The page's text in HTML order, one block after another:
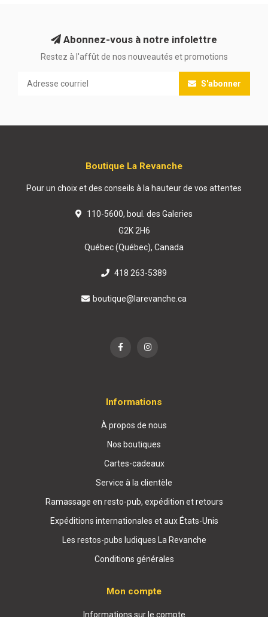
Abonnez-vous à notre infolettre
Restez à l'affût de nos nouveautés et promotions
S'abonner
Boutique La Revanche
Pour un choix et des conseils à la hauteur de vos attentes
110-5600, boul. des Galeries
G2K 2H6
Québec (Québec), Canada
418 263-5389
boutique@larevanche.ca
Informations
À propos de nous
Nos boutiques
Cartes-cadeaux
Service à la clientèle
Ramassage en resto-pub, expédition et retours
Expéditions internationales et aux États-Unis
Les restos-pubs ludiques La Revanche
Conditions générales
Mon compte
Informations sur le compte